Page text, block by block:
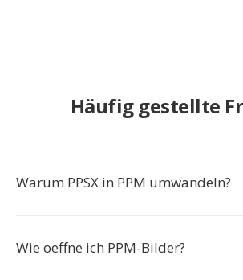
Häufig gestellte
Warum PPSX in PPM umwandeln?
Wie oeffne ich PPM-Bilder?